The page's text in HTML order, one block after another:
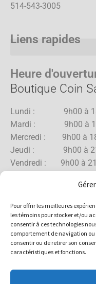
Pour offrir les meilleures
les témoins pour stocker et/ou
consentir à ces technologies
comportement de navigation ou
consentir ou de retirer son
caractéristiques et fonctions.
514-543-3005
Liens rapides
Heure
Boutique Coin
Lundi : 9h00 à
Mardi : 9h00 à
Mercredi : 9h00 à
Jeudi : 9h00 à
Vendredi : 9h00 à
Dimanche : 10h00 à
Boutique Rue
Mardi : 10h00 à